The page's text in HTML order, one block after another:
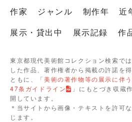
作家 ジャンル 制作年
近
展示・貸出中
展示記録 作
東京都現代美術館コレクション検索で
した作品、著作権者から掲載の許諾を
ともに、「美術の著作物等の展示に伴
47条ガイドライン
」にもとづき収蔵
開しています。
＊当サイトから画像・テキストを許可
じます。